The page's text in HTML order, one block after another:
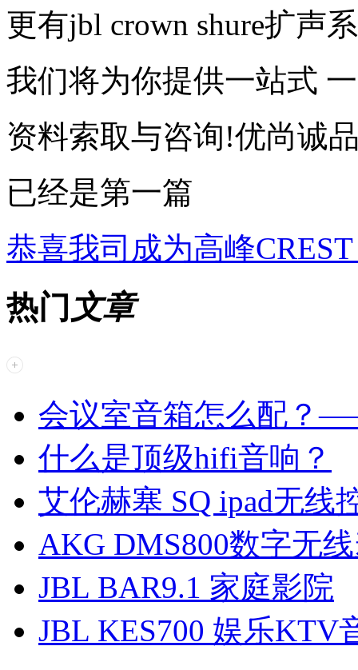
更有jbl crown shure扩声
我们将为你提供一站式
资料索取与咨询!优尚诚
已经是第一篇
恭喜我司成为高峰
热门 文章
会议室音箱怎么配？
什么是顶级hifi音响？
艾伦赫塞 SQ ipad无线
AKG DMS800数字无
JBL BAR9.1 家庭影院
JBL KES700 娱乐KTV